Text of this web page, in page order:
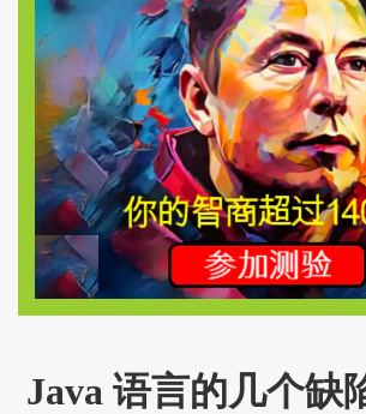
Java 语言的几个缺